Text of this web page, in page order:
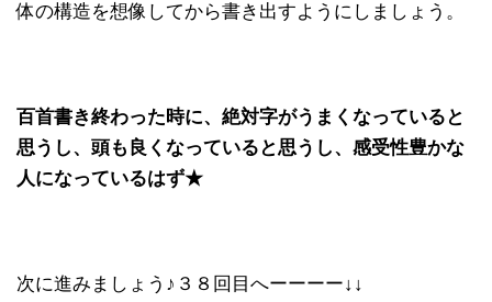
体の構造を想像してから書き出すようにしましょう。
百首書き終わった時に、絶対字がうまくなっていると
思うし、頭も良くなっていると思うし、感受性豊かな
人になっているはず★
次に進みましょう♪３８回目へーーーー↓↓